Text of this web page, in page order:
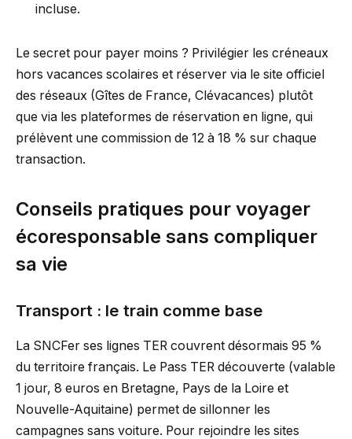
incluse.
Le secret pour payer moins ? Privilégier les créneaux
hors vacances scolaires et réserver via le site officiel
des réseaux (Gîtes de France, Clévacances) plutôt
que via les plateformes de réservation en ligne, qui
prélèvent une commission de 12 à 18 % sur chaque
transaction.
Conseils pratiques pour voyager
écoresponsable sans compliquer
sa vie
Transport : le train comme base
La SNCFer ses lignes TER couvrent désormais 95 %
du territoire français. Le Pass TER découverte (valable
1 jour, 8 euros en Bretagne, Pays de la Loire et
Nouvelle-Aquitaine) permet de sillonner les
campagnes sans voiture. Pour rejoindre les sites